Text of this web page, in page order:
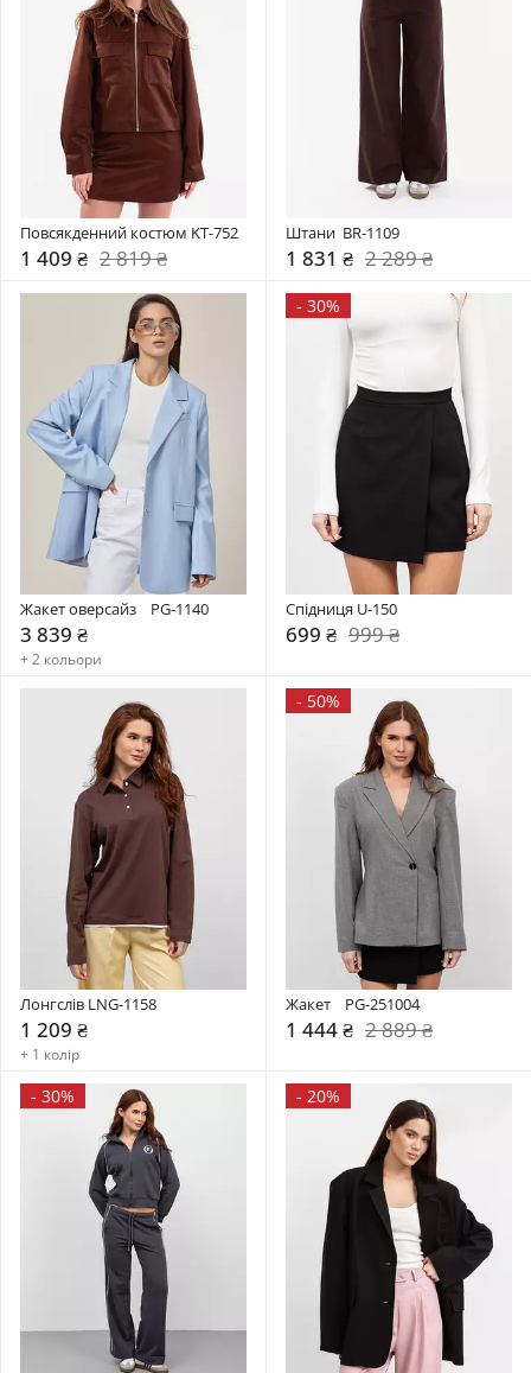
Повсякденний костюм KT-752
1 409 ₴ 2 819 ₴
Штани  BR-1109
1 831 ₴ 2 289 ₴
Жакет оверсайз    PG-1140
3 839 ₴
+ 2 кольори
- 30%
Спідниця U-150
699 ₴ 999 ₴
Лонгслів LNG-1158
1 209 ₴
+ 1 колір
- 50%
Жакет    PG-251004
1 444 ₴ 2 889 ₴
- 30% - 20%